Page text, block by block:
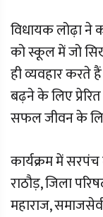
विधायक लोढ़ा ने
को स्कूल में जो
ही व्यवहार करते
बढ़ने के लिए
सफल जीवन के
कार्यक्रम में सरपंच
राठौड़, जिला
महाराज,